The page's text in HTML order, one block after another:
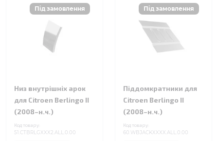
Низ внутрішніх арок
для Citroen Berlingo II
(2008–н.ч.)
Код товару:
51.CTBRLGXXX2.ALL.0.00
Піддомкратники для
Citroen Berlingo II
(2008–н.ч.)
Код товару:
60.WBJACKXXXX.ALL.0.00